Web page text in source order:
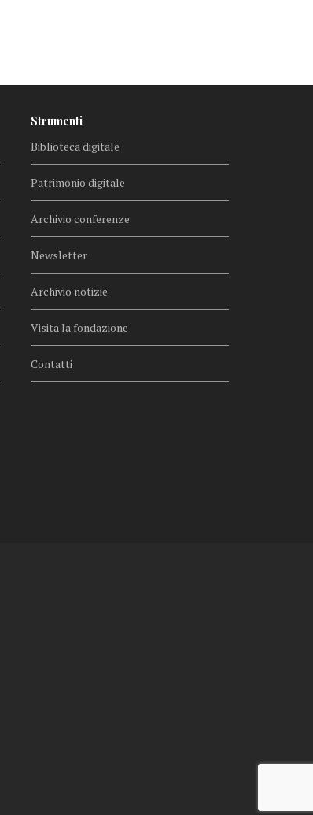
Strumenti
Biblioteca digitale
Patrimonio digitale
Archivio conferenze
Newsletter
Archivio notizie
Visita la fondazione
Contatti